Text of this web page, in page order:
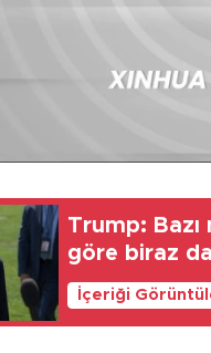
Trump: Bazı
göre biraz
İçeriği